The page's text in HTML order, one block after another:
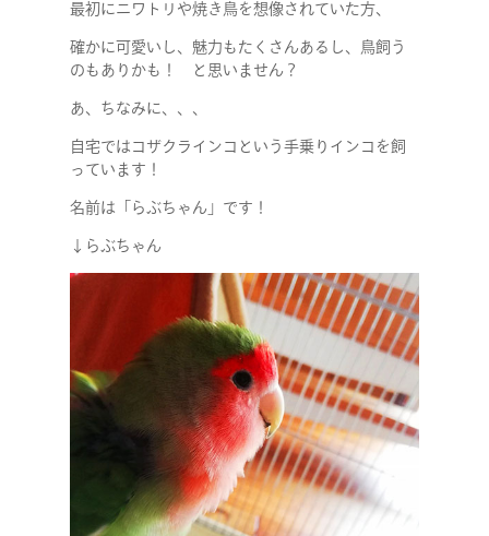
最初にニワトリや焼き鳥を想像されていた方、
確かに可愛いし、魅力もたくさんあるし、鳥飼う
のもありかも！ と思いません？
あ、ちなみに、、、
自宅ではコザクラインコという手乗りインコを飼
っています！
名前は「らぶちゃん」です！
↓らぶちゃん